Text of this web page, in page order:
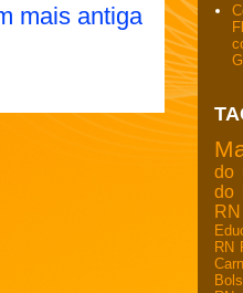
mais antiga
do
do
RN
RN